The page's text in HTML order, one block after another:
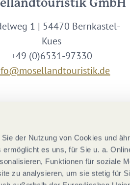
der Nutzung von Cookies und
es uns, für Sie u. a.
Funktionen für soziale
zu analysieren, um sie stetig für
GmbH
1 | 54470 Bernkastel-
Kues
+49 (0)6531-97330